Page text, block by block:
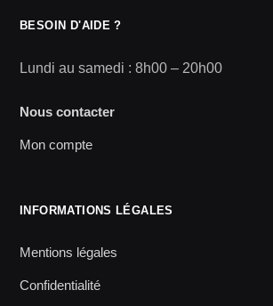
BESOIN D'AIDE ?
Lundi au samedi : 8h00 – 20h00
Nous contacter
Mon compte
INFORMATIONS LÉGALES
Mentions légales
Confidentialité